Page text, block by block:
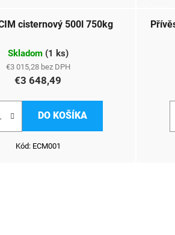
cisternový 500l 750kg
Skladom (1 ks)
€3 015,28 bez DPH
€3 648,49
DO KOŠÍKA
Kód: ECM001